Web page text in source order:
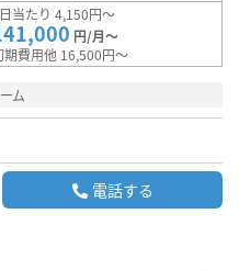
当たり 4,150円～
円/月～
期費用他 16,500円～
ム
電話する